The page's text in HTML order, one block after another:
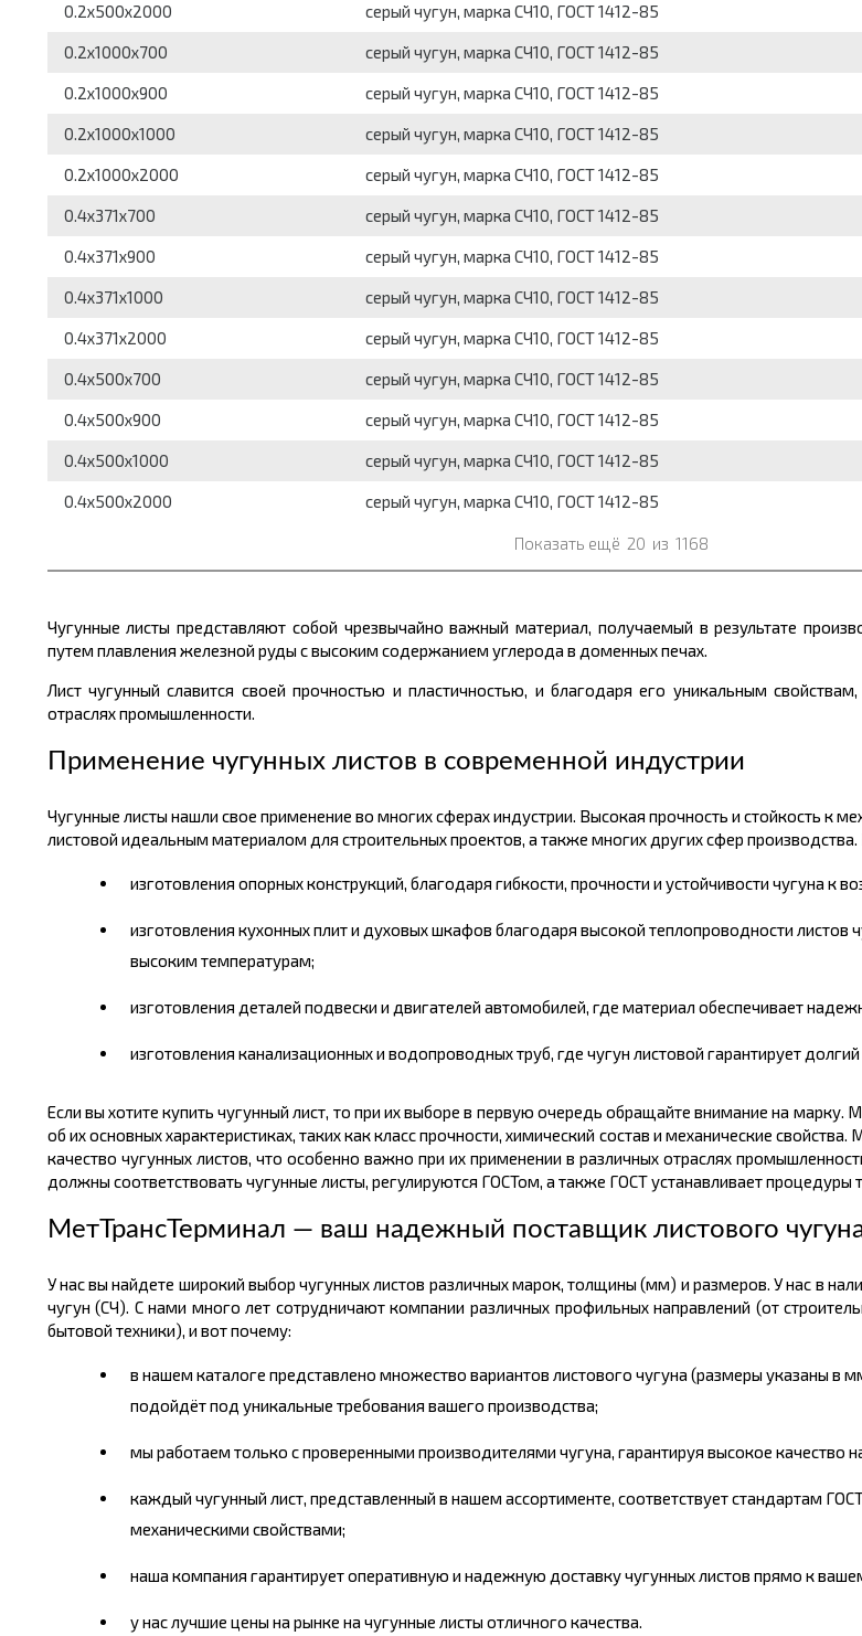
0.2x500x2000 серый чугун, марка СЧ10, ГОСТ 1412-85
0.2x1000x700 серый чугун, марка СЧ10, ГОСТ 1412-85
0.2x1000x900 серый чугун, марка СЧ10, ГОСТ 1412-85
0.2x1000x1000 серый чугун, марка СЧ10, ГОСТ 1412-85
0.2x1000x2000 серый чугун, марка СЧ10, ГОСТ 1412-85
0.4x371x700 серый чугун, марка СЧ10, ГОСТ 1412-85
0.4x371x900 серый чугун, марка СЧ10, ГОСТ 1412-85
0.4x371x1000 серый чугун, марка СЧ10, ГОСТ 1412-85
0.4x371x2000 серый чугун, марка СЧ10, ГОСТ 1412-85
0.4x500x700 серый чугун, марка СЧ10, ГОСТ 1412-85
0.4x500x900 серый чугун, марка СЧ10, ГОСТ 1412-85
0.4x500x1000 серый чугун, марка СЧ10, ГОСТ 1412-85
0.4x500x2000 серый чугун, марка СЧ10, ГОСТ 1412-85
Показать ещё 20 из 1168
Чугунные листы представляют собой чрезвычайно важный материал, получаемый в результате
путем плавления железной руды с высоким содержанием углерода в доменных печах.
Лист чугунный славится своей прочностью и пластичностью, и благодаря его уникальным
отраслях промышленности.
Применение чугунных листов в современной индустрии
Чугунные листы нашли свое применение во многих сферах индустрии. Высокая прочность и стойкость к
листовой идеальным материалом для строительных проектов, а также многих других сфер
изготовления опорных конструкций, благодаря гибкости, прочности и устойчивости чугуна
изготовления кухонных плит и духовых шкафов благодаря высокой теплопроводности листов
высоким температурам;
изготовления деталей подвески и двигателей автомобилей, где материал обеспечивает
изготовления канализационных и водопроводных труб, где чугун листовой гарантирует
Если вы хотите купить чугунный лист, то при их выборе в первую очередь обращайте внимание на
об их основных характеристиках, таких как класс прочности, химический состав и механические
качество чугунных листов, что особенно важно при их применении в различных отраслях
должны соответствовать чугунные листы, регулируются ГОСТом, а также ГОСТ устанавливает процедуры
МетТрансТерминал — ваш надежный поставщик листового
У нас вы найдете широкий выбор чугунных листов различных марок, толщины (мм) и размеров. У нас в
чугун (СЧ). С нами много лет сотрудничают компании различных профильных направлений (от
бытовой техники), и вот почему:
в нашем каталоге представлено множество вариантов листового чугуна (размеры указаны в
подойдёт под уникальные требования вашего производства;
мы работаем только с проверенными производителями чугуна, гарантируя высокое качество
каждый чугунный лист, представленный в нашем ассортименте, соответствует стандартам
механическими свойствами;
наша компания гарантирует оперативную и надежную доставку чугунных листов прямо к
у нас лучшие цены на рынке на чугунные листы отличного качества.